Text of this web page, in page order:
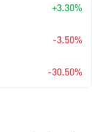
+3.30%
-3.50%
-30.50%